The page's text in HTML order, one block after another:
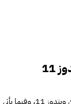
توجد أكثر من طريقة من أجل تغيير لون الماوس في ويندوز 11، وفيما يأتي